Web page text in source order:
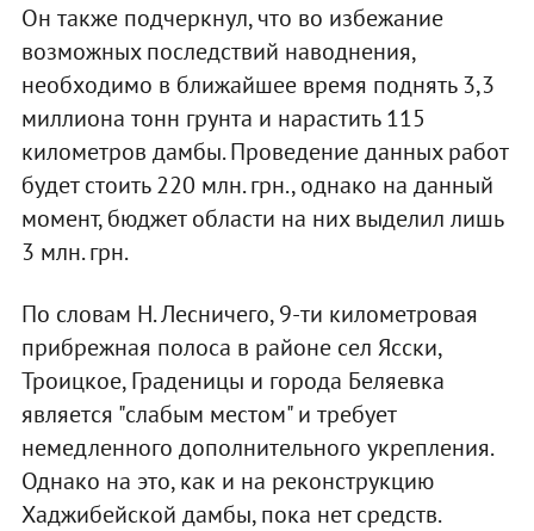
Он также подчеркнул, что во избежание
возможных последствий наводнения,
необходимо в ближайшее время поднять 3,3
миллиона тонн грунта и нарастить 115
километров дамбы. Проведение данных работ
будет стоить 220 млн. грн., однако на данный
момент, бюджет области на них выделил лишь
3 млн. грн.
По словам Н. Лесничего, 9-ти километровая
прибрежная полоса в районе сел Ясски,
Троицкое, Граденицы и города Беляевка
является "слабым местом" и требует
немедленного дополнительного укрепления.
Однако на это, как и на реконструкцию
Хаджибейской дамбы, пока нет средств.